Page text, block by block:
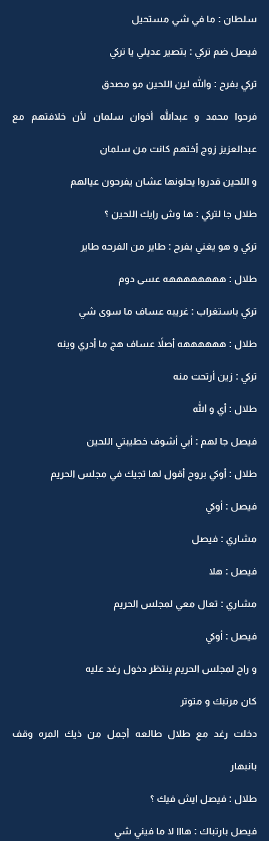
سلطان : ما في شي مستحيل
فيصل ضم تركي : بتصير عديلي يا تركي
تركي بفرح : والله لين اللحين مو مصدق
فرحوا محمد و عبدالله أخوان سلمان لأن خلافتهم مع
عبدالعزيز زوج أختهم كانت من سلمان
و اللحين قدروا يحلونها عشان يفرحون عيالهم
طلال جا لتركي : ها وش رايك اللحين ؟
تركي و هو يغني بفرح : طاير من الفرحه طاير
طلال : ههههههههه عسى دوم
تركي باستغراب : غريبه عساف ما سوى شي
طلال : ههههههه أصلاً عساف هج ما أدري وينه
تركي : زين أرتحت منه
طلال : أي و الله
فيصل جا لهم : أبي أشوف خطيبتي اللحين
طلال : أوكي بروح أقول لها تجيك في مجلس الحريم
فيصل : أوكي
مشاري : فيصل
فيصل : هلا
مشاري : تعال معي لمجلس الحريم
فيصل : أوكي
و راح لمجلس الحريم ينتظر دخول رغد عليه
كان مرتبك و متوتر
دخلت رغد مع طلال طالعه أجمل من ذيك المره وقف
بانبهار
طلال : فيصل ايش فيك ؟
فيصل بارتباك : هااا لا ما فيني شي